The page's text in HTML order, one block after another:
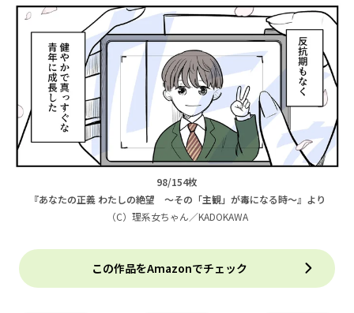
98/154枚
『あなたの正義 わたしの絶望 ～その「主観」が毒になる時～』より
（C）理系女ちゃん／KADOKAWA
この作品をAmazonでチェック